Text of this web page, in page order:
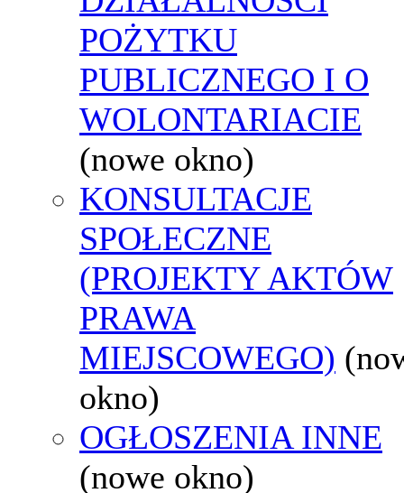
POŻYTKU
PUBLICZNEGO I O
WOLONTARIACIE
(nowe okno)
KONSULTACJE
SPOŁECZNE
(PROJEKTY AKTÓW
PRAWA
MIEJSCOWEGO)
okno)
OGŁOSZENIA INNE
(nowe okno)